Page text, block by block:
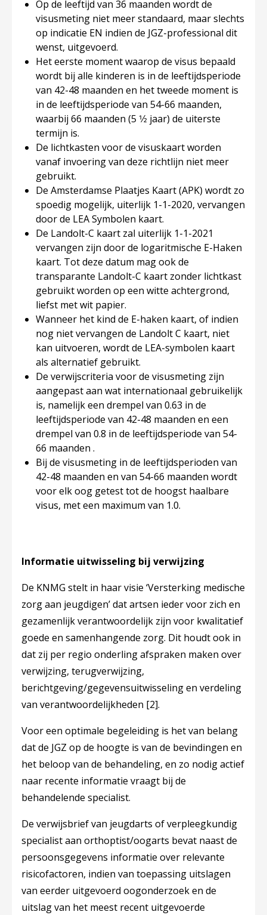
Op de leeftijd van 36 maanden wordt de
visusmeting niet meer standaard, maar slechts
op indicatie EN indien de JGZ-professional dit
wenst, uitgevoerd.
Het eerste moment waarop de visus bepaald
wordt bij ​alle​ kinderen is in de leeftijdsperiode
van 42-48 maanden en het tweede moment is
in de leeftijdsperiode van 54-66 maanden,
waarbij 66 maanden (5 1⁄2 jaar) de uiterste
termijn is.
De lichtkasten voor de visuskaart worden
vanaf invoering van deze richtlijn niet meer
gebruikt.
De Amsterdamse Plaatjes Kaart (APK) wordt zo
spoedig mogelijk, uiterlijk 1-1-2020, vervangen
door de LEA Symbolen kaart.
De Landolt-C kaart zal uiterlijk 1-1-2021
vervangen zijn door de logaritmische E-Haken
kaart. Tot deze datum mag ook de
transparante Landolt-C kaart zonder lichtkast
gebruikt worden op een witte achtergrond,
liefst met wit papier.
Wanneer het kind de E-haken kaart, of indien
nog niet vervangen de Landolt C kaart, niet
kan uitvoeren, wordt de LEA-symbolen kaart
als alternatief gebruikt.
De verwijscriteria voor de visusmeting zijn
aangepast aan wat internationaal gebruikelijk
is, namelijk een drempel van 0.63 in de
leeftijdsperiode van 42-48 maanden en een
drempel van 0.8 in de leeftijdsperiode van 54-
66 maanden .
Bij de visusmeting in de leeftijdsperioden van
42-48 maanden en van 54-66 maanden wordt
voor elk oog getest tot de hoogst haalbare
visus, met een maximum van 1.0.
Informatie uitwisseling bij verwijzing
De KNMG stelt in haar visie ‘Versterking medische
zorg aan jeugdigen’ dat artsen ieder voor zich en
gezamenlijk verantwoordelijk zijn voor kwalitatief
goede en samenhangende zorg. Dit houdt ook in
dat zij per regio onderling afspraken maken over
verwijzing, terugverwijzing,
berichtgeving/gegevensuitwisseling en verdeling
van verantwoordelijkheden [2].
Voor een optimale begeleiding is het van belang
dat de JGZ op de hoogte is van de bevindingen en
het beloop van de behandeling, en zo nodig actief
naar recente informatie vraagt bij de
behandelende specialist.
De verwijsbrief van jeugdarts of verpleegkundig
specialist aan orthoptist/oogarts bevat naast de
persoonsgegevens informatie over relevante
risicofactoren, indien van toepassing uitslagen
van eerder uitgevoerd oogonderzoek en de
uitslag van het meest recent uitgevoerde